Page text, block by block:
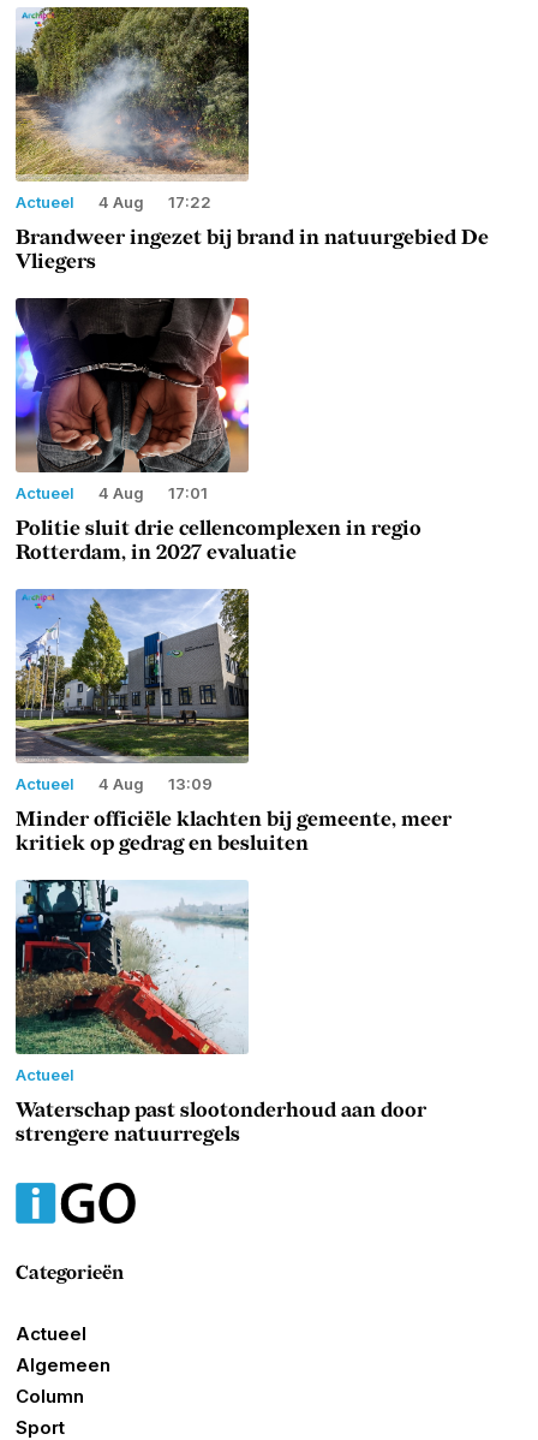
Actueel 4 Aug 17:22
Brandweer ingezet bij brand in natuurgebied De
Vliegers
Actueel 4 Aug 17:01
Politie sluit drie cellencomplexen in regio
Rotterdam, in 2027 evaluatie
Actueel 4 Aug 13:09
Minder officiële klachten bij gemeente, meer
kritiek op gedrag en besluiten
Actueel
Waterschap past slootonderhoud aan door
strengere natuurregels
Categorieën
Actueel
Algemeen
Column
Sport